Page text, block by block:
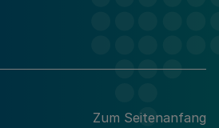
Zum Seitenanfang